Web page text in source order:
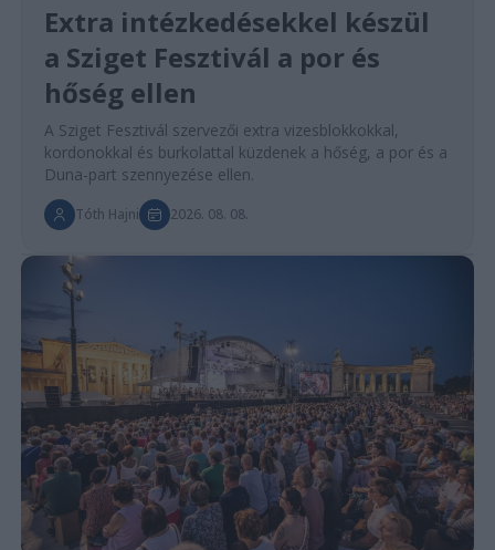
Extra intézkedésekkel készül
a Sziget Fesztivál a por és
hőség ellen
A Sziget Fesztivál szervezői extra vizesblokkokkal,
kordonokkal és burkolattal küzdenek a hőség, a por és a
Duna-part szennyezése ellen.
Tóth Hajni 2026. 08. 08.